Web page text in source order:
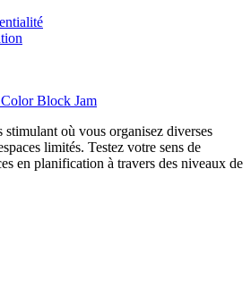
Color Block Jam
où vous organisez diverses
limités. Testez votre sens de
en planification à travers des niveaux de